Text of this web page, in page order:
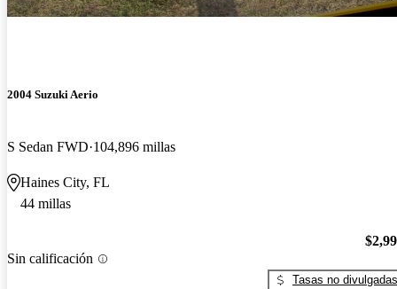
2004 Suzuki Aerio
S Sedan FWD 104,896 millas
Haines City, FL
44 millas
Sin calificación
Tasas no divulgadas